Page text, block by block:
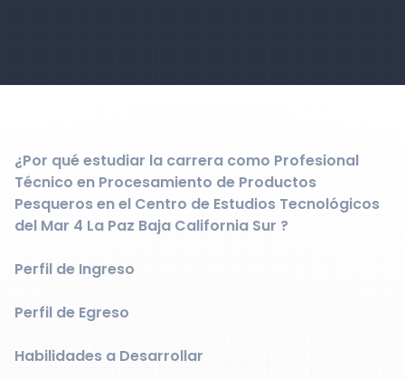
¿Por qué estudiar la carrera como Profesional
Técnico en Procesamiento de Productos
Pesqueros en el Centro de Estudios Tecnológicos
del Mar 4 La Paz Baja California Sur ?
Perfil de Ingreso
Perfil de Egreso
Habilidades a Desarrollar